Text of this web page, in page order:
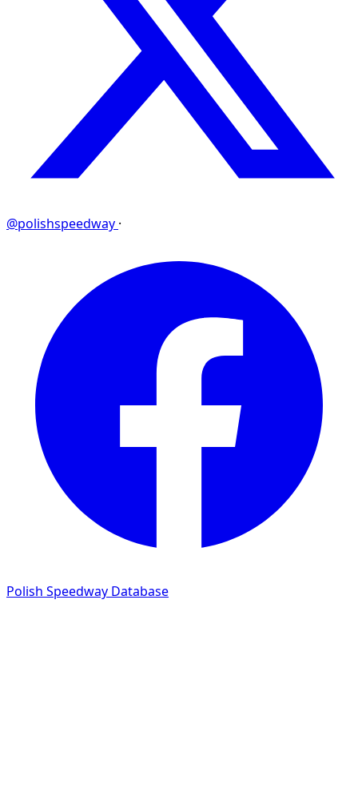
@polishspeedway ·
Polish Speedway Database